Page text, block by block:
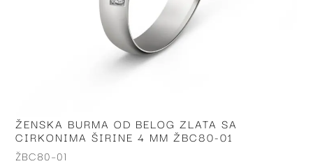
Skip
to
the
ŽENSKA BURMA OD BELOG ZLATA SA
CIRKONIMA ŠIRINE 4 MM ŽBC80-01
ŽBC80-01